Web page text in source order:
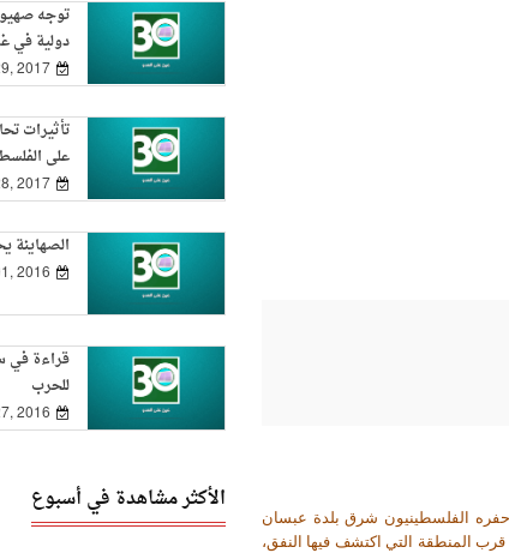
الجيش الإسرائيلي يوم الخميس 10/10/2013 اكتشاف نفق حفره الفلسطينيون شرق بلدة عبسان
المنطقة التي اكتشف فيها النفق،
توجه
دولية في
2017
تأثيرات
على
2017
الصهاينة
2016
قراءة في
للحرب
2016
الأكثر مشاهدة في أسبوع